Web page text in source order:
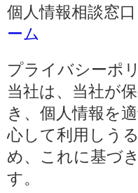
個人情報相談窓
ーム
プライバシーポ
当社は、当社が
き、個人情報を
心して利用しう
め、これに基づ
す。